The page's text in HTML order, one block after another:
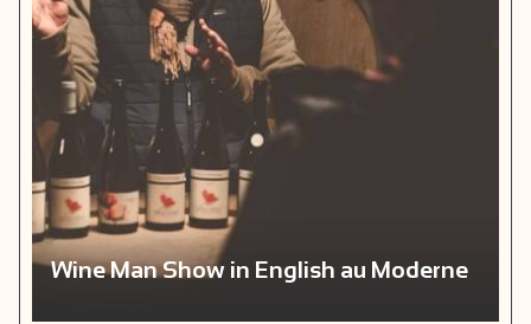
Wine Man Show in English au Moderne